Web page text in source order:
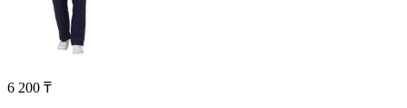
6 200 ₸